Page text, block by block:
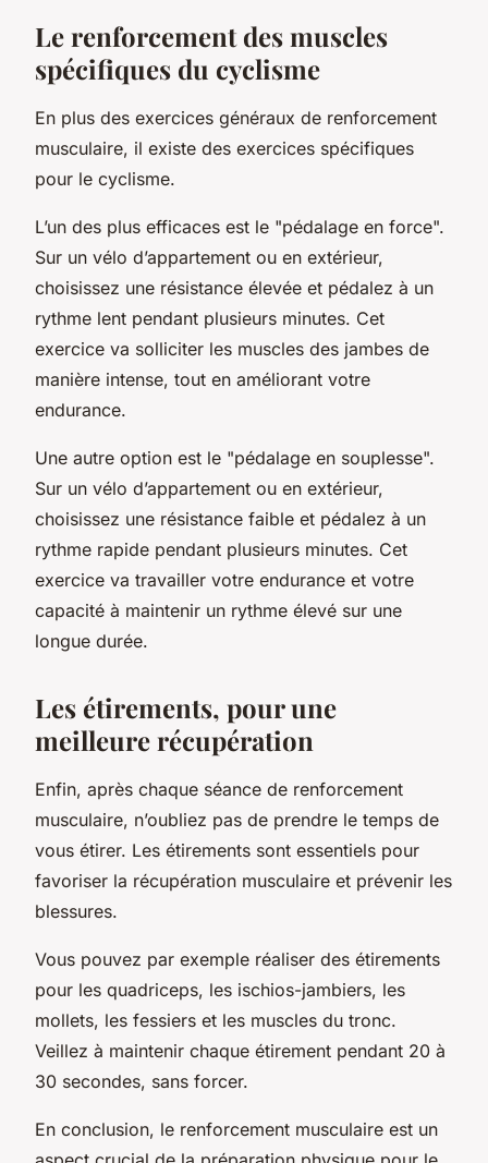
Le renforcement des muscles
spécifiques du cyclisme
En plus des exercices généraux de renforcement
musculaire, il existe des exercices spécifiques
pour le cyclisme.
L’un des plus efficaces est le "pédalage en force".
Sur un vélo d’appartement ou en extérieur,
choisissez une résistance élevée et pédalez à un
rythme lent pendant plusieurs minutes. Cet
exercice va solliciter les muscles des jambes de
manière intense, tout en améliorant votre
endurance.
Une autre option est le "pédalage en souplesse".
Sur un vélo d’appartement ou en extérieur,
choisissez une résistance faible et pédalez à un
rythme rapide pendant plusieurs minutes. Cet
exercice va travailler votre endurance et votre
capacité à maintenir un rythme élevé sur une
longue durée.
Les étirements, pour une
meilleure récupération
Enfin, après chaque séance de renforcement
musculaire, n’oubliez pas de prendre le temps de
vous étirer. Les étirements sont essentiels pour
favoriser la récupération musculaire et prévenir les
blessures.
Vous pouvez par exemple réaliser des étirements
pour les quadriceps, les ischios-jambiers, les
mollets, les fessiers et les muscles du tronc.
Veillez à maintenir chaque étirement pendant 20 à
30 secondes, sans forcer.
En conclusion, le renforcement musculaire est un